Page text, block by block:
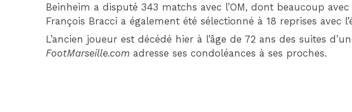
Beinheim a disputé 343 matchs avec l’OM, dont beaucoup
François Bracci a également été sélectionné à 18 reprises avec
L’ancien joueur est décédé hier à l’âge de 72 ans des suites
FootMarseille.com adresse ses condoléances à ses proches.